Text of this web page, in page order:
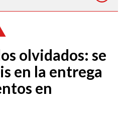
PM
7:00 PM
olvidados: se
en la entrega
en